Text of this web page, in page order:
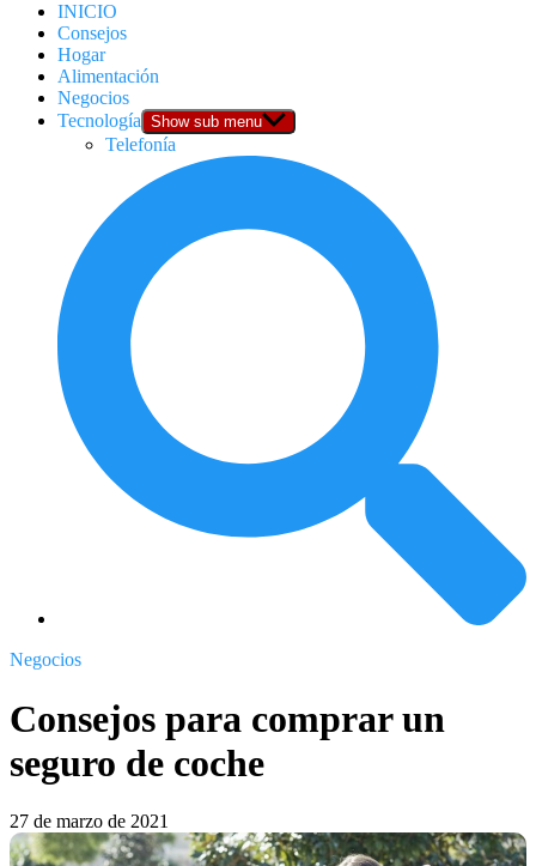
INICIO
Consejos
Hogar
Alimentación
Negocios
Tecnología Show sub menu
Telefonía
Negocios
Consejos para comprar un
seguro de coche
27 de marzo de 2021